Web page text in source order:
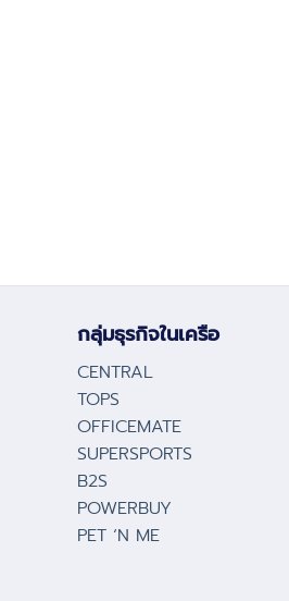
กลุ่มธุรกิจในเครือ
CENTRAL
TOPS
OFFICEMATE
SUPERSPORTS
B2S
POWERBUY
PET ‘N ME